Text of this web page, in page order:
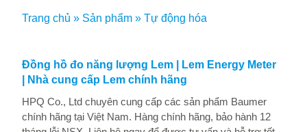
Đồng hồ đo năng lượng Lem | Lem Energy Meter
| Nhà cung cấp Lem chính hãng
HPQ Co., Ltd chuyên cung cấp các sản phẩm Baumer
chính hãng tại Việt Nam. Hàng chính hãng, bảo hành 12
Trang chủ » Sản phẩm » Tự động hóa